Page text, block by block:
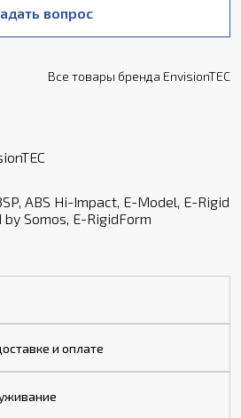
вопрос
Все товары бренда EnvisionTEC
ABS Hi-Impact, E-Model, E-Rigid
Somos, E-RigidForm
и оплате